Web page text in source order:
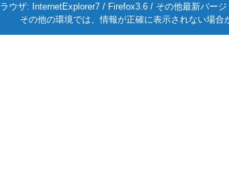
ウザ: InternetExplorer7 / Firefox3.6 / その他最新バー
その他の環境では、情報が正確に表示されない場合